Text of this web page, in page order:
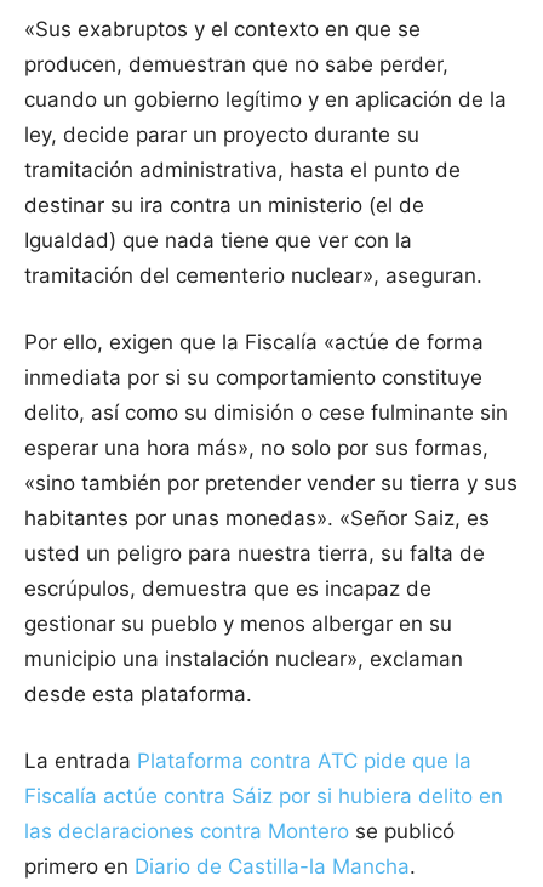
«Sus exabruptos y el contexto en que se
producen, demuestran que no sabe perder,
cuando un gobierno legítimo y en aplicación de la
ley, decide parar un proyecto durante su
tramitación administrativa, hasta el punto de
destinar su ira contra un ministerio (el de
Igualdad) que nada tiene que ver con la
tramitación del cementerio nuclear», aseguran.
Por ello, exigen que la Fiscalía «actúe de forma
inmediata por si su comportamiento constituye
delito, así como su dimisión o cese fulminante sin
esperar una hora más», no solo por sus formas,
«sino también por pretender vender su tierra y sus
habitantes por unas monedas». «Señor Saiz, es
usted un peligro para nuestra tierra, su falta de
escrúpulos, demuestra que es incapaz de
gestionar su pueblo y menos albergar en su
municipio una instalación nuclear», exclaman
desde esta plataforma.
La entrada Plataforma contra ATC pide que la
Fiscalía actúe contra Sáiz por si hubiera delito en
las declaraciones contra Montero se publicó
primero en Diario de Castilla-la Mancha.